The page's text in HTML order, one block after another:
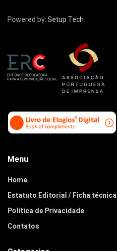
Powered by:Setup Tech
Menu
Home
Estatuto Editorial / Ficha técnica
Política de Privacidade
Contatos